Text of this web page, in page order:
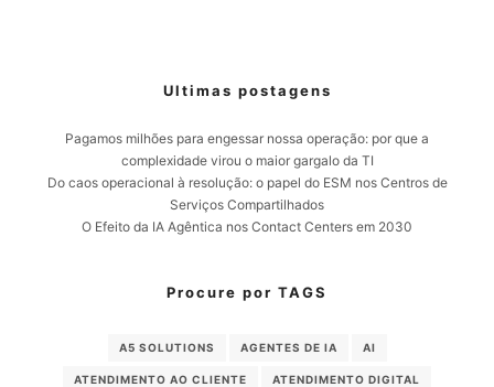
Ultimas postagens
Pagamos milhões para engessar nossa operação: por que a
complexidade virou o maior gargalo da TI
Do caos operacional à resolução: o papel do ESM nos Centros de
Serviços Compartilhados
O Efeito da IA Agêntica nos Contact Centers em 2030
Procure por TAGS
A5 SOLUTIONS AGENTES DE IA AI
ATENDIMENTO AO CLIENTE ATENDIMENTO DIGITAL